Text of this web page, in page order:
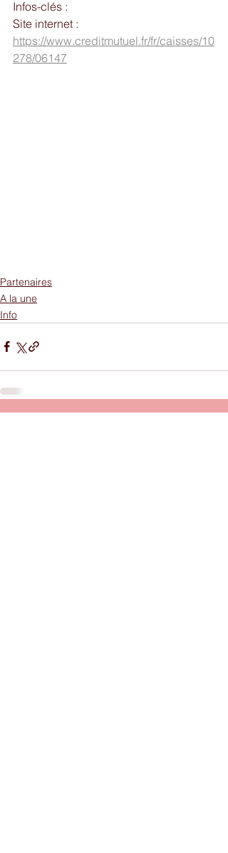
Infos-clés :
Site internet :
https://www.creditmutuel.fr/fr/caisses/10
278/06147
Partenaires
A la une
Info